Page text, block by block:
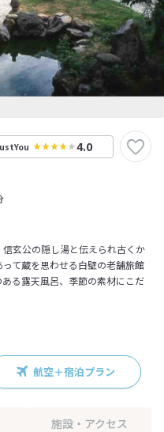
4.0
玄公の隠し湯と伝えられ古くか
て蔵を思わせる白壁の老舗旅館
る露天風呂、季節の素材にこだ
航空＋宿泊プラン
施設・アクセス